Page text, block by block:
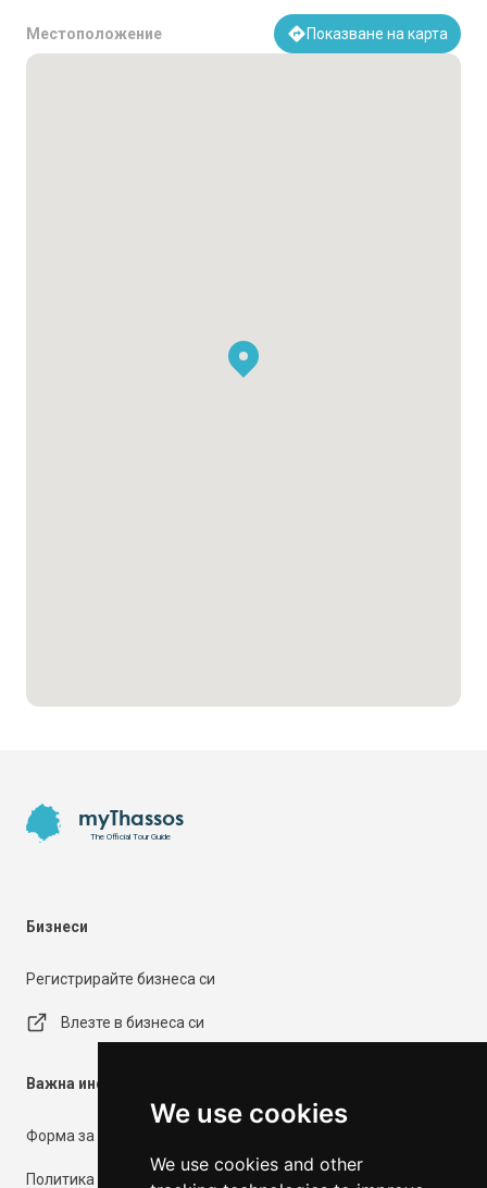
We use cookies
We use cookies and other
Местоположение Показване на карта
myThassos
The Official Tour Guide
Бизнеси
Регистрирайте бизнеса си
Влезте в бизнеса си
Важна информация
Форма за контакт
Политика за поверителност